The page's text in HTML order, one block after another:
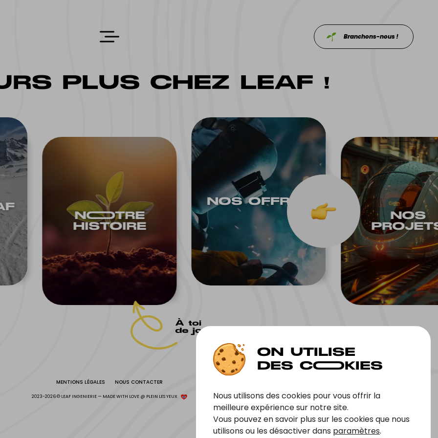
Branchons-nous !
PLUS CHEZ LEAF !
NOOTRE
HISTOIRE
NOS OF‌FRES
NOS
À toi
de jouer
MENTIONS LÉGALES NOUS CONTACTER
2023-2026 © LEAF INGENIERIE— MADE WITH LOVE @ PLEIN LES YEUX
Nous utilisons des cookies pour vous offrir la
meilleure expérience sur notre site.
Vous pouvez en savoir plus sur les cookies que nous
utilisons ou les désactiver dans paramètres.